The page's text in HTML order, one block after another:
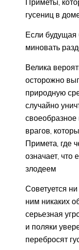
Приметы,
гусениц в
Если будущая
миновать
Велика
осторожно
природную
случайно
врагов,
Примета, где
означает, что
злодеем
Советуется
ним никаких
серьезная
и поляки
перебросят